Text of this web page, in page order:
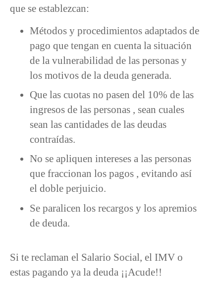
que se establezcan:
Métodos y procedimientos adaptados de
pago que tengan en cuenta la situación
de la vulnerabilidad de las personas y
los motivos de la deuda generada.
Que las cuotas no pasen del 10% de las
ingresos de las personas , sean cuales
sean las cantidades de las deudas
contraídas.
No se apliquen intereses a las personas
que fraccionan los pagos , evitando así
el doble perjuicio.
Se paralicen los recargos y los apremios
de deuda.
Si te reclaman el Salario Social, el IMV o
estas pagando ya la deuda ¡¡Acude!!